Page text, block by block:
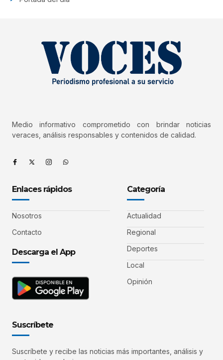
Medio informativo comprometido con brindar noticias
veraces, análisis responsables y contenidos de calidad.
Enlaces rápidos
Nosotros
Contacto
Descarga el App
Categoría
Actualidad
Regional
Deportes
Local
Opinión
Suscríbete
Suscríbete y recibe las noticias más importantes, análisis y